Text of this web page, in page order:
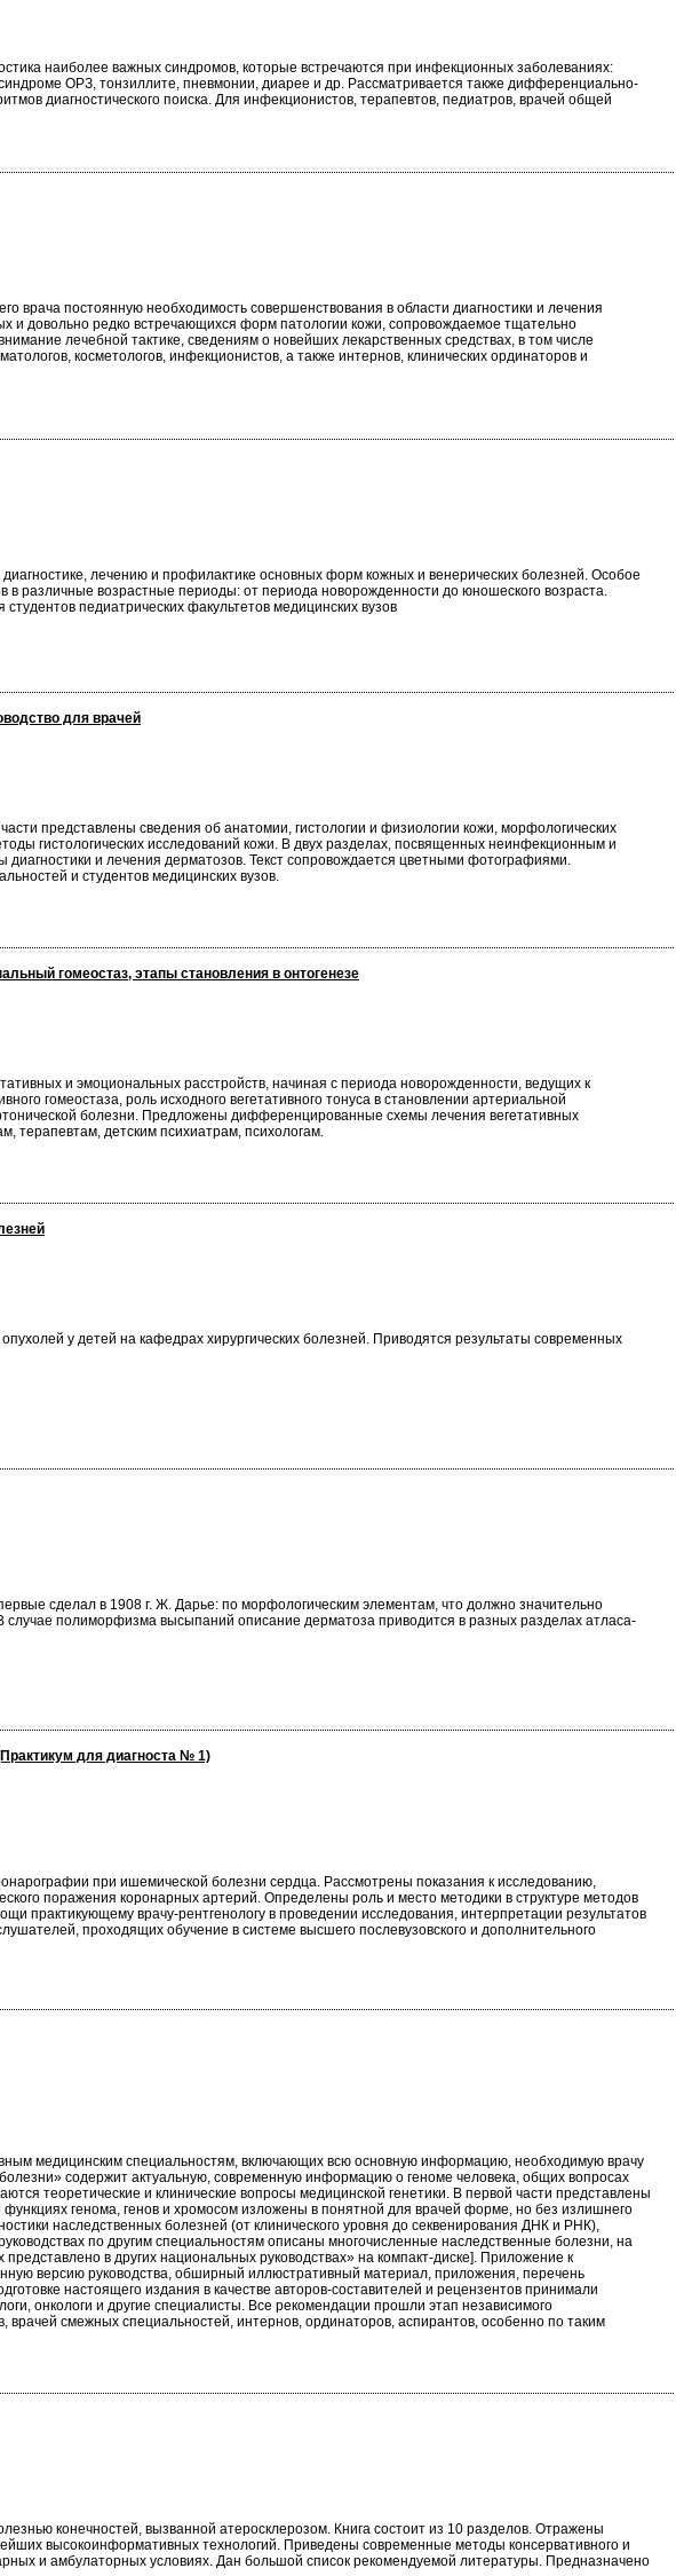
наиболее важных синдромов, которые встречаются при инфекционных заболеваниях:
ОРЗ, тонзиллите, пневмонии, диарее и др. Рассматривается также дифференциально-
диагностического поиска. Для инфекционистов, терапевтов, педиатров, врачей общей
врача постоянную необходимость совершенствования в области диагностики и лечения
и довольно редко встречающихся форм патологии кожи, сопровождаемое тщательно
лечебной тактике, сведениям о новейших лекарственных средствах, в том числе
косметологов, инфекционистов, а также интернов, клинических ординаторов и
лечению и профилактике основных форм кожных и венерических болезней. Особое
различные возрастные периоды: от периода новорожденности до юношеского возраста.
педиатрических факультетов медицинских вузов
для врачей
представлены сведения об анатомии, гистологии и физиологии кожи, морфологических
гистологических исследований кожи. В двух разделах, посвященных неинфекционным и
и лечения дерматозов. Текст сопровождается цветными фотографиями.
и студентов медицинских вузов.
гомеостаз, этапы становления в онтогенезе
и эмоциональных расстройств, начиная с периода новорожденности, ведущих к
гомеостаза, роль исходного вегетативного тонуса в становлении артериальной
болезни. Предложены дифференцированные схемы лечения вегетативных
терапевтам, детским психиатрам, психологам.
у детей на кафедрах хирургических болезней. Приводятся результаты современных
сделал в 1908 г. Ж. Дарье: по морфологическим элементам, что должно значительно
случае полиморфизма высыпаний описание дерматоза приводится в разных разделах атласа-
для диагноста № 1)
при ишемической болезни сердца. Рассмотрены показания к исследованию,
поражения коронарных артерий. Определены роль и место методики в структуре методов
практикующему врачу-рентгенологу в проведении исследования, интерпретации результатов
проходящих обучение в системе высшего послевузовского и дополнительного
медицинским специальностям, включающих всю основную информацию, необходимую врачу
содержит актуальную, современную информацию о геноме человека, общих вопросах
теоретические и клинические вопросы медицинской генетики. В первой части представлены
генома, генов и хромосом изложены в понятной для врачей форме, но без излишнего
наследственных болезней (от клинического уровня до секвенирования ДНК и РНК),
по другим специальностям описаны многочисленные наследственные болезни, на
в других национальных руководствах» на компакт-диске]. Приложение к
версию руководства, обширный иллюстративный материал, приложения, перечень
настоящего издания в качестве авторов-составителей и рецензентов принимали
онкологи и другие специалисты. Все рекомендации прошли этап независимого
врачей смежных специальностей, интернов, ординаторов, аспирантов, особенно по таким
конечностей, вызванной атеросклерозом. Книга состоит из 10 разделов. Отражены
высокоинформативных технологий. Приведены современные методы консервативного и
и амбулаторных условиях. Дан большой список рекомендуемой литературы. Предназначено